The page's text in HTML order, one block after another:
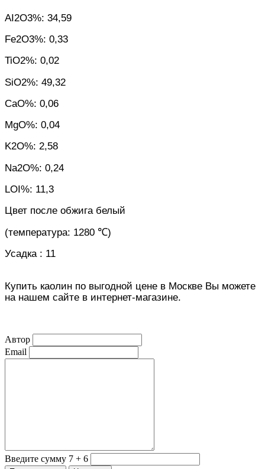
AI2O3%: 34,59
Fe2O3%: 0,33
TiO2%: 0,02
SiO2%: 49,32
CaO%: 0,06
MgO%: 0,04
K2O%: 2,58
Na2O%: 0,24
LOI%: 11,3
Цвет после обжига белый
(температура: 1280 ℃)
Усадка : 11
Купить каолин по выгодной цене в Москве Вы можете
на нашем сайте в интернет-магазине.
Автор
Email
Введите сумму 7 + 6